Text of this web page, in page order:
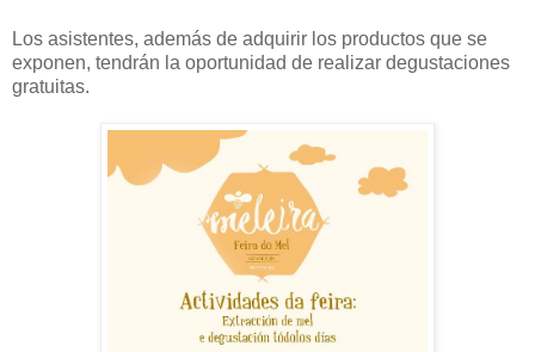
Los asistentes, además de adquirir los productos que se
exponen, tendrán la oportunidad de realizar degustaciones
gratuitas.